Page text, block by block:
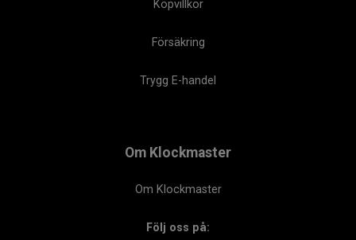
Köpvillkor
Försäkring
Trygg E-handel
Om Klockmaster
Om Klockmaster
Följ oss på: